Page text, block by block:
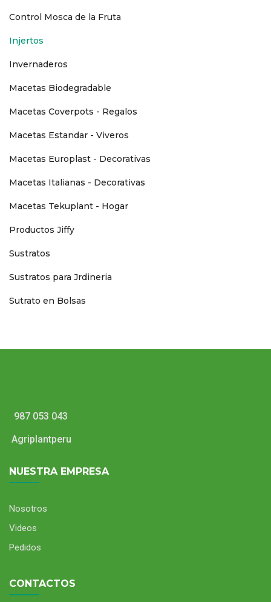
Control Mosca de la Fruta
Injertos
Invernaderos
Macetas Biodegradable
Macetas Coverpots - Regalos
Macetas Estandar - Viveros
Macetas Europlast - Decorativas
Macetas Italianas - Decorativas
Macetas Tekuplant - Hogar
Productos Jiffy
Sustratos
Sustratos para Jrdineria
Sutrato en Bolsas
987 053 043
Agriplantperu
NUESTRA EMPRESA
Nosotros
Videos
Pedidos
CONTACTOS